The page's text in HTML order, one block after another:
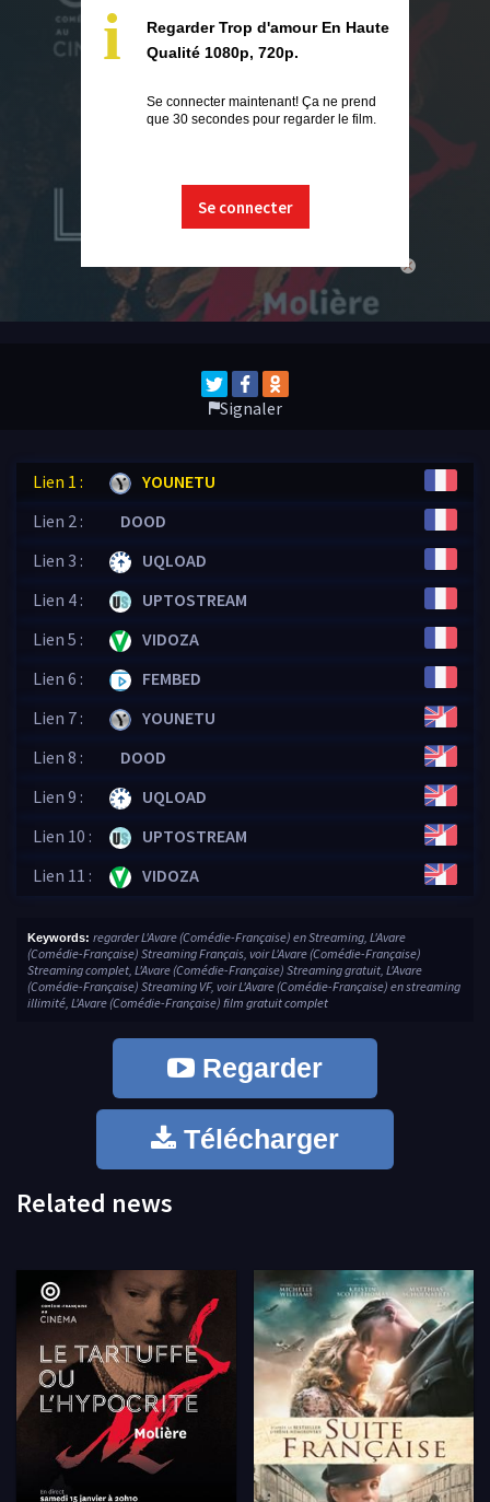
close
i
Regarder Trop d'amour En Haute
Qualité 1080p, 720p.
Se connecter maintenant! Ça ne prend
que 30 secondes pour regarder le film.
Se connecter
Signaler
Lien 1 :
YOUNETU
Lien 2 :
DOOD
Lien 3 :
UQLOAD
Lien 4 :
UPTOSTREAM
Lien 5 :
VIDOZA
Lien 6 :
FEMBED
Lien 7 :
YOUNETU
Lien 8 :
DOOD
Lien 9 :
UQLOAD
Lien 10 :
UPTOSTREAM
Lien 11 :
VIDOZA
Keywords: regarder L'Avare (Comédie-Française) en Streaming, L'Avare
(Comédie-Française) Streaming Français, voir L'Avare (Comédie-Française)
Streaming complet, L'Avare (Comédie-Française) Streaming gratuit, L'Avare
(Comédie-Française) Streaming VF, voir L'Avare (Comédie-Française) en streaming
illimité, L'Avare (Comédie-Française) film gratuit complet
Regarder
Télécharger
Related news